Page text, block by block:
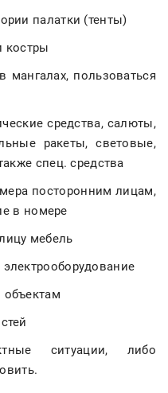
палатки (тенты)
костры
мангалах, пользоваться
средства, салюты,
ракеты, световые,
спец. средства
посторонним лицам,
в номере
мебель
объектам
ситуации, либо